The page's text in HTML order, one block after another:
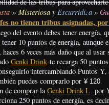
» Misteriosa yEscurridiza »
no tienen tribus asignadas,
del evento debes tener energía,
10 puntos de energía, aunque
6 veces más daño que al usar
Genki Drink te recarga 50
intercambiando Puntos
puedes comprarlo por ¥ 120.
de comprar laGenki Drink L por
250 puntos de energía, es